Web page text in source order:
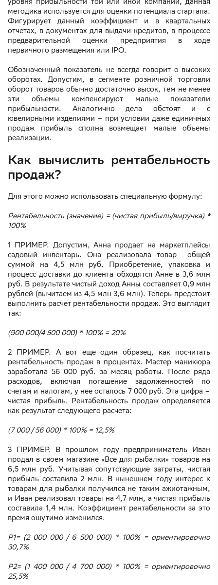
методика используется для оценки потенциала стартапа.
Фигурирует данный коэффициент и в квартальных
отчетах, в документах для выдачи кредитов, в процессе
предварительной оценки предприятия в ходе
первичного размещения или IPO.
Обозначенный показатель не всегда говорит о высоких
оборотах. Допустим, в сегменте розничной торговли
оборот товаров обычно достаточно высок, тем не менее
эти объемы компенсируют малые показатели
прибыльности. Аналогично дела обстоят и с
ювелирными изделиями – при условии даже единичных
продаж прибыль сполна возмещает малые объемы
реализации.
Как вычислить рентабельность
продаж?
Для этого можно использовать специальную формулу:
Рентабельность (значение) = (чистая прибыль/выручка) *
100%
1 ПРИМЕР. Допустим, Анна продает на маркетплейсы
садовый инвентарь. Она реализовала товар общей
суммой на 4,5 млн руб. Приобретение, упаковка и
процесс доставки до клиента обходятся Анне в 3,6 млн
руб. В результате чистый доход Анны составляет 0,9 млн
рублей (вычитаем из 4,5 млн 3,6 млн). Теперь предстоит
выполнить расчет рентабельности продаж. Это выглядит
так:
(900 000/4 500 000) * 100% = 20%
2 ПРИМЕР. А вот еще один образец, как посчитать
рентабельность продаж в процентах. Мастер маникюра
заработала 56 000 руб. за месяц работы. После ряда
расходов, включая погашение задолженностей по
счетам и налогам, у нее осталось 7 000 руб. Эта цифра –
чистая прибыль. Рентабельность продаж определяется
как результат следующего расчета:
(7 000 / 56 000) * 100% = 12,5%
3 ПРИМЕР. В прошлом году предприниматель Иван
продал в своем магазине «Все для рыбалки» товаров на
6,5 млн руб. Учитывая сопутствующие затраты, чистая
прибыль составила 2 млн. В нынешнем году интерес к
товарам для рыбалки получился не таким ажиотажным,
и Иван реализовал товары на 4,7 млн, а чистая прибыль
составила 1,4 млн. Коэффициент рентабельности за это
время ощутимо изменился.
P1= (2 000 000 / 6 500 000) * 100% = ориентировочно
30,7%
P2= (1 400 000 / 4 700 000) * 100% = ориентировочно
25,5%